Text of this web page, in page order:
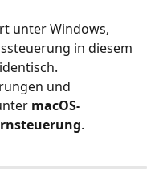
unter Windows,
in diesem
und
macOS-
.